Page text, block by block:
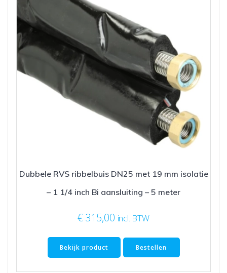
Dubbele RVS ribbelbuis DN25 met 19 mm isolatie
– 1 1/4 inch Bi aansluiting – 5 meter
€ 315,00 incl. BTW
Bekijk product Bestellen